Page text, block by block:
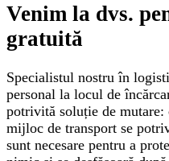
Venim la dvs.
gratuită
Specialistul nostru în
personal la locul de
potrivită soluție de mutare:
mijloc de transport se
sunt necesare pentru a